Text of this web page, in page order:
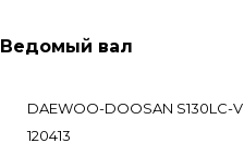
Ведомый вал
DAEWOO-DOOSAN S130LC-V
120413